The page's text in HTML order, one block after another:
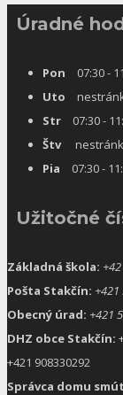
Úradné
Pon 07:30 -
Uto
Str 07:30 -
Štv
Pia 07:30 -
Užitočné
Základná škola:
Pošta Stakčín: +421
Obecný úrad: +421
DHZ obce Stakčín:
+421 908330292
Správca domu